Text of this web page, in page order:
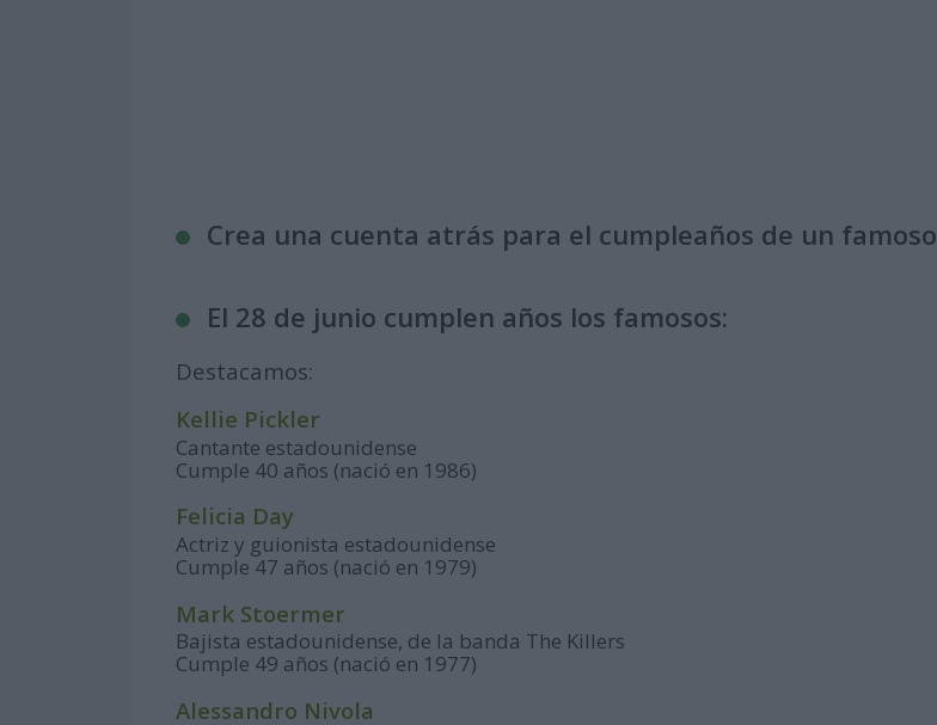
Crea una cuenta atrás para el cumpleaños de un famoso
El 28 de junio cumplen años los famosos:
Destacamos:
Kellie Pickler
Cantante estadounidense
Cumple 40 años (nació en 1986)
Felicia Day
Actriz y guionista estadounidense
Cumple 47 años (nació en 1979)
Mark Stoermer
Bajista estadounidense, de la banda The Killers
Cumple 49 años (nació en 1977)
Alessandro Nivola